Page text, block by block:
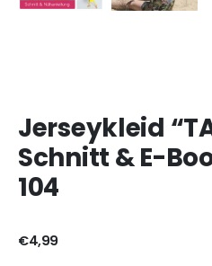
Jerseykleid
Schnitt & E-
104
€4,99